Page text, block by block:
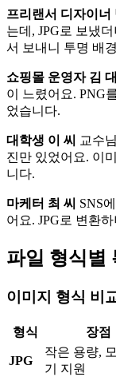
프리랜서 디자이너
는데, JPG로 보냈
서 보내니 투명 배
쇼핑몰 운영자 김
이 느렸어요. PNG
었습니다.
대학생 이 씨 교수
진만 있었어요. 이
니다.
마케터 최 씨 SNS
어요. JPG로 변환
파일 형식별
이미지 형식 비
형식 장점
JPG
작은 용량,
기 지원